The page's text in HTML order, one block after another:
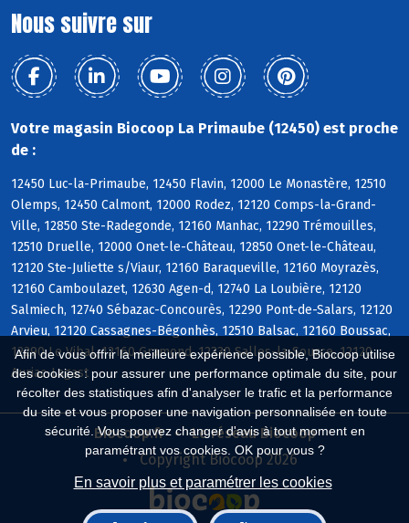
Afin de vous offrir la meilleure expérience possible, Biocoop utilise
des cookies : pour assurer une performance optimale du site, pour
récolter des statistiques afin d'analyser le trafic et la performance
du site et vous proposer une navigation personnalisée en toute
sécurité. Vous pouvez changer d'avis à tout moment en
paramétrant vos cookies. OK pour vous ?
En savoir plus et paramétrer les cookies
Nous suivre sur
Votre magasin Biocoop La Primaube (12450) est proche
de :
12450 Luc-la-Primaube, 12450 Flavin, 12000 Le Monastère, 12510
Olemps, 12450 Calmont, 12000 Rodez, 12120 Comps-la-Grand-
Ville, 12850 Ste-Radegonde, 12160 Manhac, 12290 Trémouilles,
12510 Druelle, 12000 Onet-le-Château, 12850 Onet-le-Château,
12120 Ste-Juliette s/Viaur, 12160 Baraqueville, 12160 Moyrazès,
12160 Camboulazet, 12630 Agen-d, 12740 La Loubière, 12120
Salmiech, 12740 Sébazac-Concourès, 12290 Pont-de-Salars, 12120
Arvieu, 12120 Cassagnes-Bégonhès, 12510 Balsac, 12160 Boussac,
12290 Le Vibal, 12160 Gramond, 12330 Salles-la-Source, 12120
Auriac-Lagast
Biocoop.fr
Le réseau Biocoop
Copyright Biocoop 2026